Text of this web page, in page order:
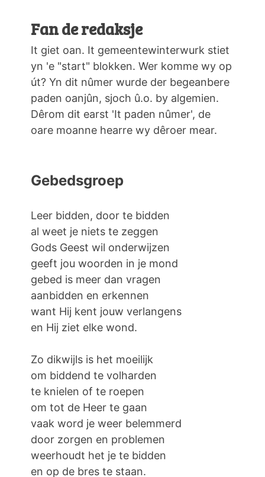
Fan de redaksje
It giet oan. It gemeentewinterwurk stiet
yn 'e "start" blokken. Wer komme wy op
út? Yn dit nûmer wurde der begeanbere
paden oanjûn, sjoch û.o. by algemien.
Dêrom dit earst 'It paden nûmer', de
oare moanne hearre wy dêroer mear.
Gebedsgroep
Leer bidden, door te bidden
al weet je niets te zeggen
Gods Geest wil onderwijzen
geeft jou woorden in je mond
gebed is meer dan vragen
aanbidden en erkennen
want Hij kent jouw verlangens
en Hij ziet elke wond.
Zo dikwijls is het moeilijk
om biddend te volharden
te knielen of te roepen
om tot de Heer te gaan
vaak word je weer belemmerd
door zorgen en problemen
weerhoudt het je te bidden
en op de bres te staan.